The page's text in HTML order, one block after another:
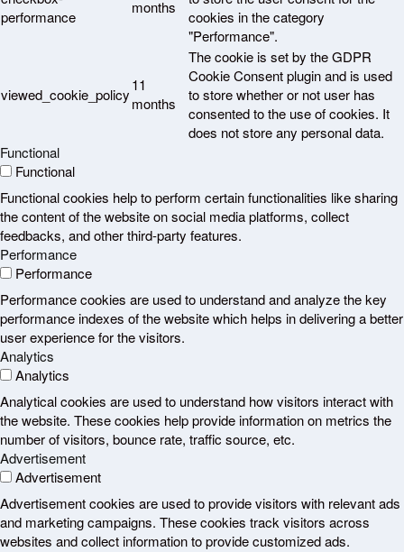
performance
months
cookies in the category
"Performance".
viewed_cookie_policy
11
months
The cookie is set by the GDPR
Cookie Consent plugin and is used
to store whether or not user has
consented to the use of cookies. It
does not store any personal data.
Functional
Functional
Functional cookies help to perform certain functionalities like sharing
the content of the website on social media platforms, collect
feedbacks, and other third-party features.
Performance
Performance
Performance cookies are used to understand and analyze the key
performance indexes of the website which helps in delivering a better
user experience for the visitors.
Analytics
Analytics
Analytical cookies are used to understand how visitors interact with
the website. These cookies help provide information on metrics the
number of visitors, bounce rate, traffic source, etc.
Advertisement
Advertisement
Advertisement cookies are used to provide visitors with relevant ads
and marketing campaigns. These cookies track visitors across
websites and collect information to provide customized ads.